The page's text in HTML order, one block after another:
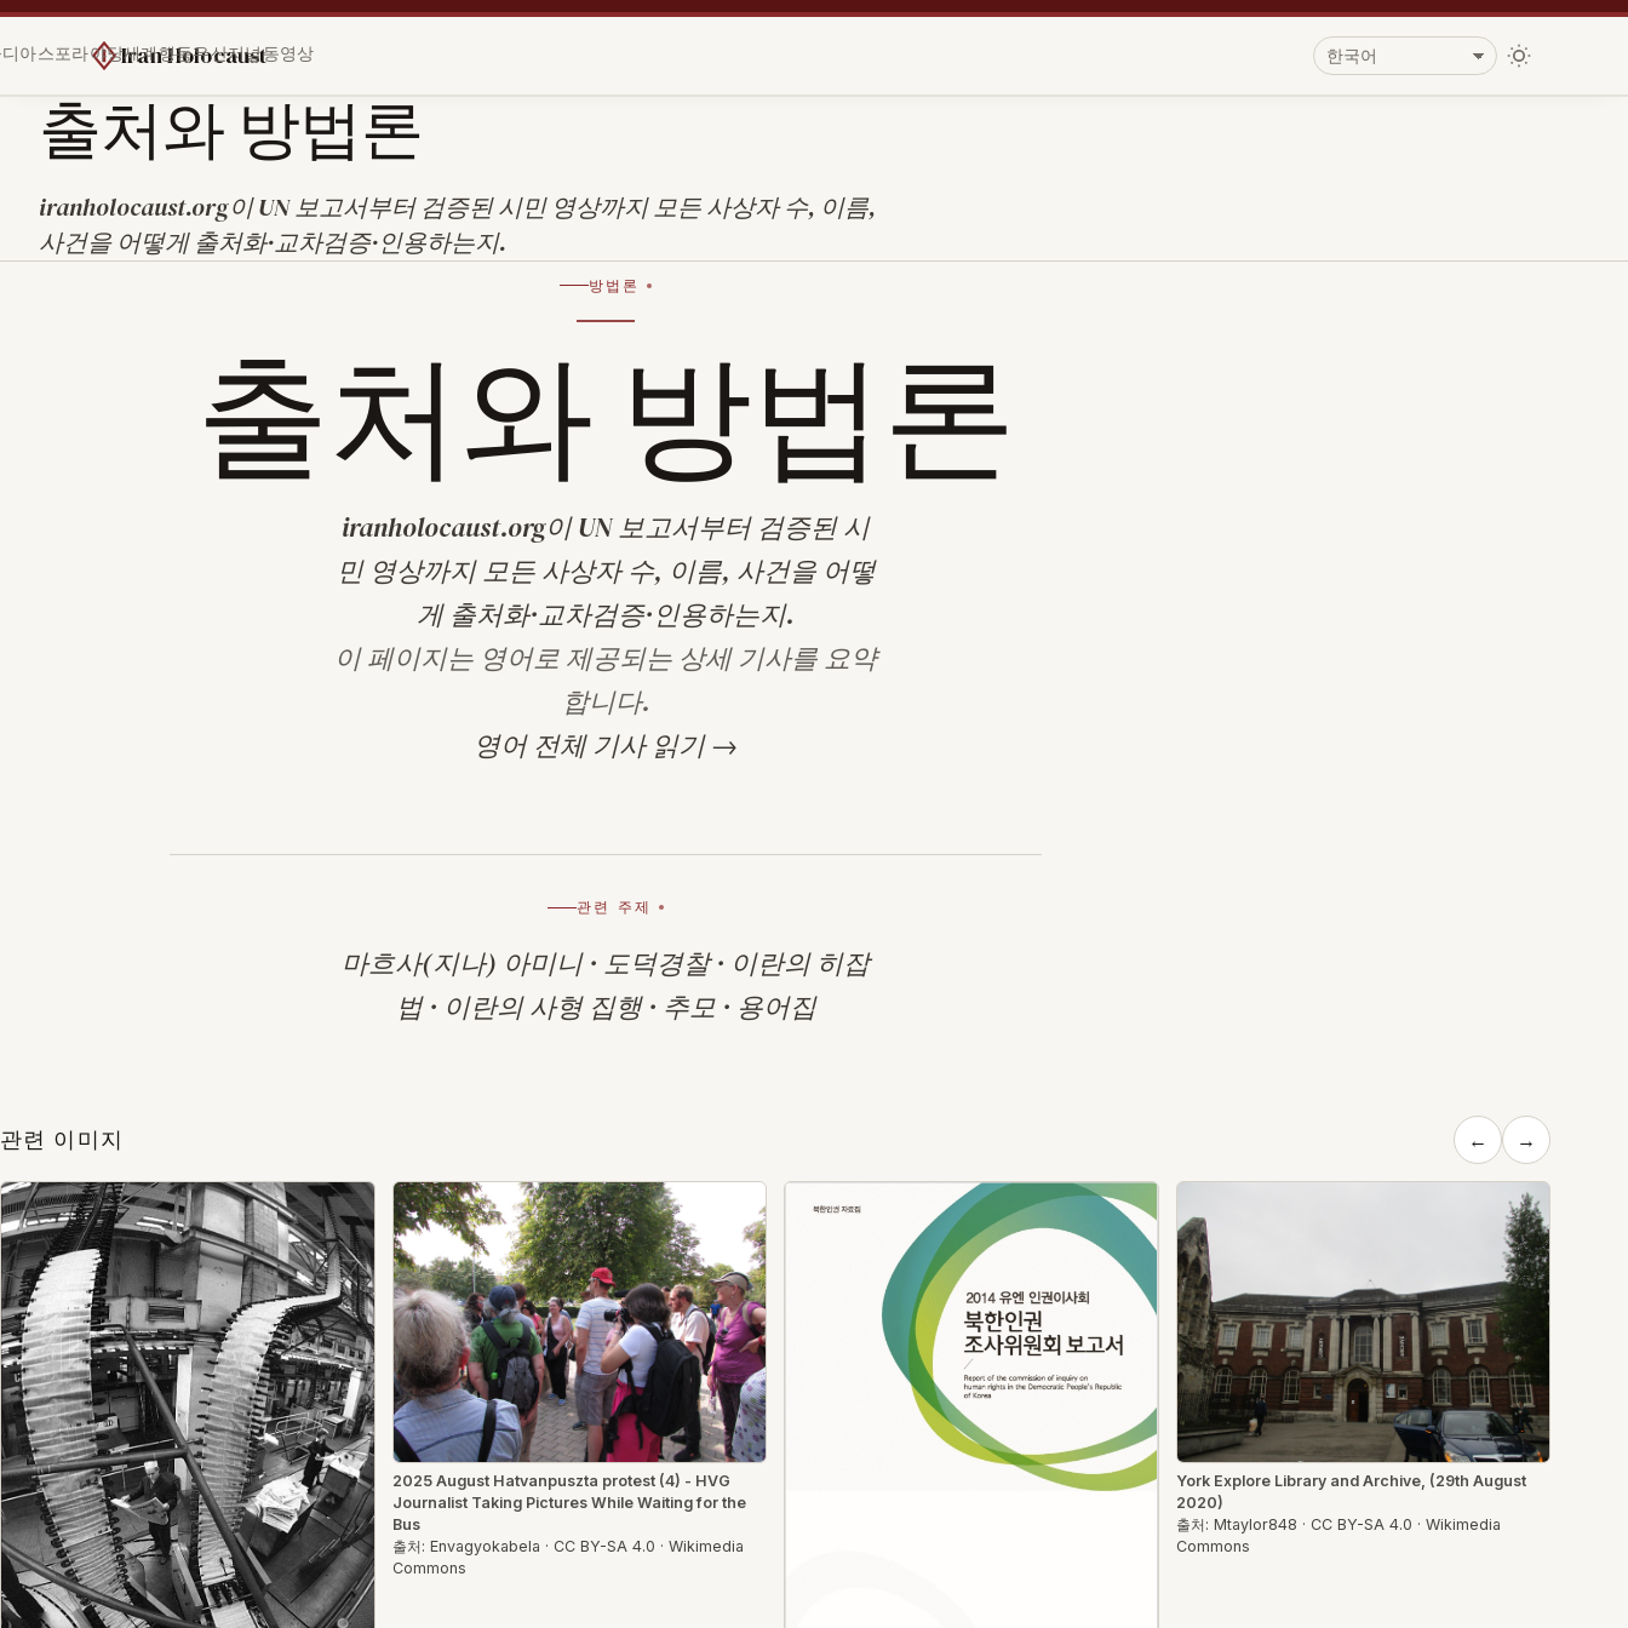
Iran Holocaust
디아스포라야당세계행동유산저널동영상
출처와 방법론
iranholocaust.org이 UN 보고서부터 검증된 시민 영상까지 모든 사상자 수, 이름,
사건을 어떻게 출처화·교차검증·인용하는지.
방법론
출처와 방법론
iranholocaust.org이 UN 보고서부터 검증된 시
민 영상까지 모든 사상자 수, 이름, 사건을 어떻
게 출처화·교차검증·인용하는지.
이 페이지는 영어로 제공되는 상세 기사를 요약
합니다.
영어 전체 기사 읽기 →
관련 주제
마흐사(지나) 아미니· 도덕경찰· 이란의 히잡
법· 이란의 사형 집행· 추모· 용어집
관련 이미지 ← →
2025 August Hatvanpuszta protest (4) - HVG
Journalist Taking Pictures While Waiting for the
Bus
출처: Envagyokabela · CC BY-SA 4.0 · Wikimedia
Commons
York Explore Library and Archive, (29th August
2020)
출처: Mtaylor848 · CC BY-SA 4.0 · Wikimedia
Commons